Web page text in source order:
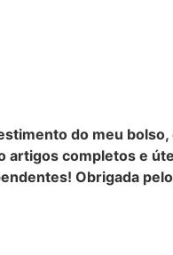
do meu
artigos completos e
Obrigada